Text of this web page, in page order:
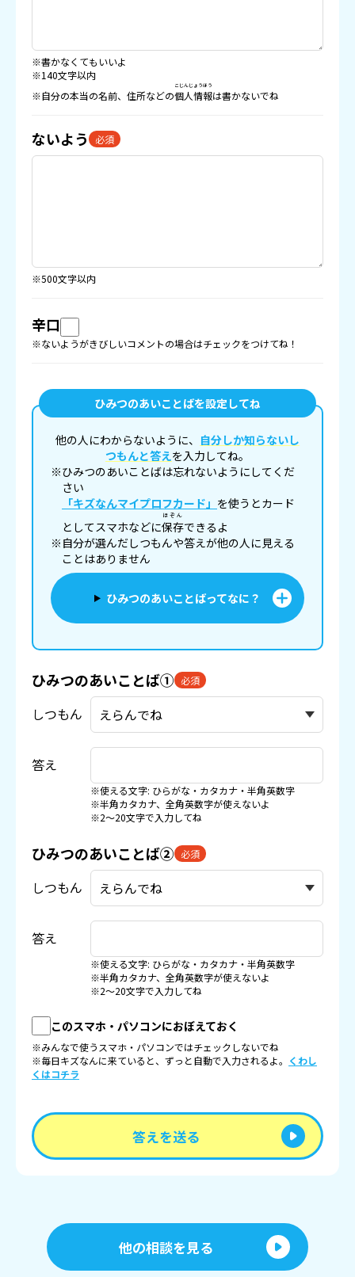
※書かなくてもいいよ
※140文字以内
※自分の本当の名前、住所などの個人情報
こじんじょうほう
は書かないでね
ないよう 必須
※500文字以内
辛口
※ないようがきびしいコメントの場合はチェックをつけてね！
ひみつのあいことばを設定してね
他の人にわからないように、 自分しか知らないし
つもんと答えを入力してね。
※ひみつのあいことばは忘れないようにしてくだ
さい
「キズなんマイプロフカード」 を使うとカード
としてスマホなどに保存
ほぞん
できるよ
※自分が選んだしつもんや答えが他の人に見える
ことはありません
ひみつのあいことばってなに？
ひみつのあいことば① 必須
しつもん
答え
※使える文字: ひらがな・カタカナ・半角英数字
※半角カタカナ、全角英数字が使えないよ
※2〜20文字で入力してね
ひみつのあいことば② 必須
しつもん
答え
※使える文字: ひらがな・カタカナ・半角英数字
※半角カタカナ、全角英数字が使えないよ
※2〜20文字で入力してね
このスマホ・パソコンにおぼえておく
※みんなで使うスマホ・パソコンではチェックしないでね
※毎日キズなんに来ていると、ずっと自動で入力されるよ。 くわし
くはコチラ
答えを送る
他の相談を見る